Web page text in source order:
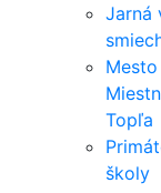
Jarná
Topľa
školy